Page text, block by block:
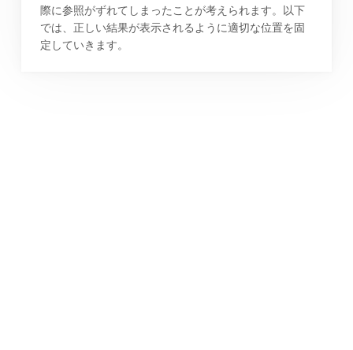
際に参照がずれてしまったことが考えられます。以下
では、正しい結果が表示されるように適切な位置を固
定していきます。